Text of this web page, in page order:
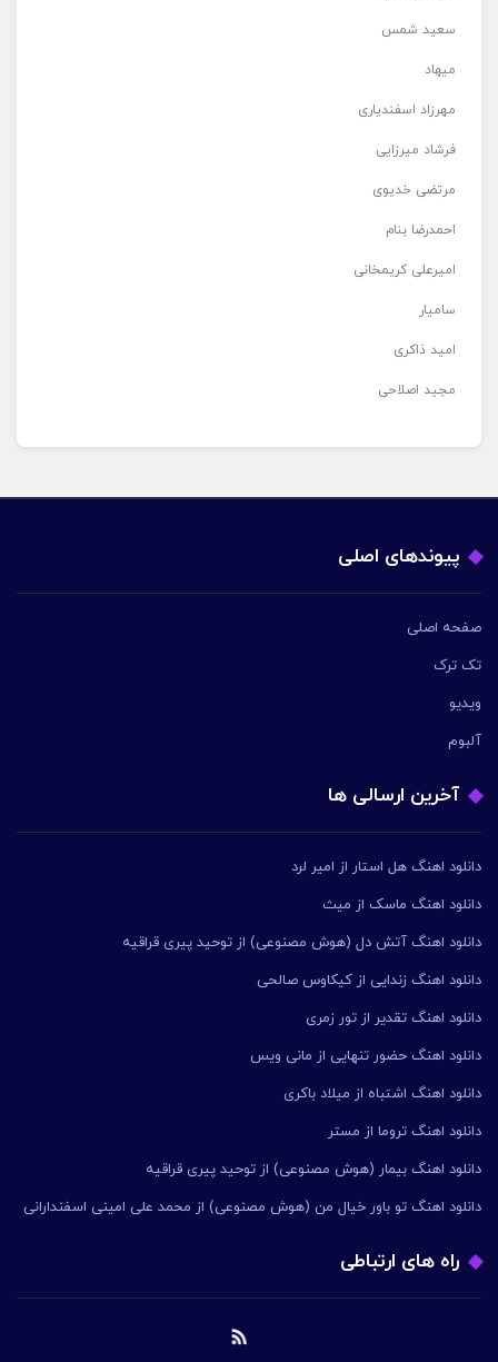
سعید شمس
میهاد
مهرزاد اسفندیاری
فرشاد میرزایی
مرتضی خدیوی
احمدرضا بنام
امیرعلی کریمخانی
سامیار
امید ذاکری
مجید اصلاحی
پیوندهای اصلی
صفحه اصلی
تک ترک
ویدیو
آلبوم
آخرین ارسالی ها
دانلود اهنگ هل استار از امیر لرد
دانلود اهنگ ماسک از میث
دانلود اهنگ آتش دل (هوش مصنوعی) از توحید پیری قراقیه
دانلود اهنگ زندایی از کیکاوس صالحی
دانلود اهنگ تقدیر از تور زمری
دانلود اهنگ حضور تنهایی از مانی ویس
دانلود اهنگ اشتباه از میلاد باکری
دانلود اهنگ تروما از مستر
دانلود اهنگ بیمار (هوش مصنوعی) از توحید پیری قراقیه
دانلود اهنگ تو باور خیال من (هوش مصنوعی) از محمد علی امینی اسفندارانی
راه های ارتباطی